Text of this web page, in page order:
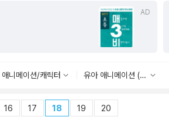
AD
애니메이션/캐릭터 유아 애니메이션 (TV)
16 17 18 19 20